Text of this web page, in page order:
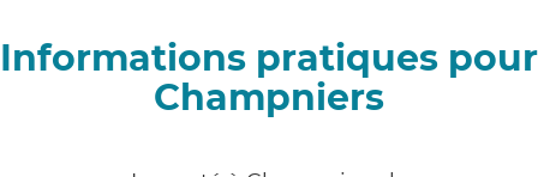
Informations pratiques pour
Champniers